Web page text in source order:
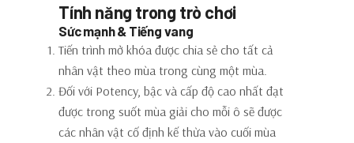
Tính năng trong trò chơi
Sức mạnh & Tiếng vang
Tiến trình mở khóa được chia sẻ cho tất cả
nhân vật theo mùa trong cùng một mùa.
Đối với Potency, bậc và cấp độ cao nhất đạt
được trong suốt mùa giải cho mỗi ô sẽ được
các nhân vật cố định kế thừa vào cuối mùa